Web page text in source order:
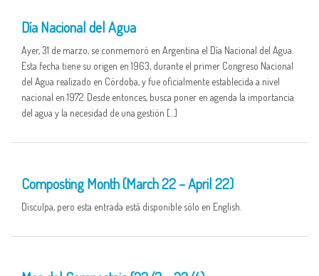
Día Nacional del Agua
Ayer, 31 de marzo, se conmemoró en Argentina el Día Nacional del Agua.
Esta fecha tiene su origen en 1963, durante el primer Congreso Nacional
del Agua realizado en Córdoba, y fue oficialmente establecida a nivel
nacional en 1972. Desde entonces, busca poner en agenda la importancia
del agua y la necesidad de una gestión […]
Composting Month (March 22 – April 22)
Disculpa, pero esta entrada está disponible sólo en English.